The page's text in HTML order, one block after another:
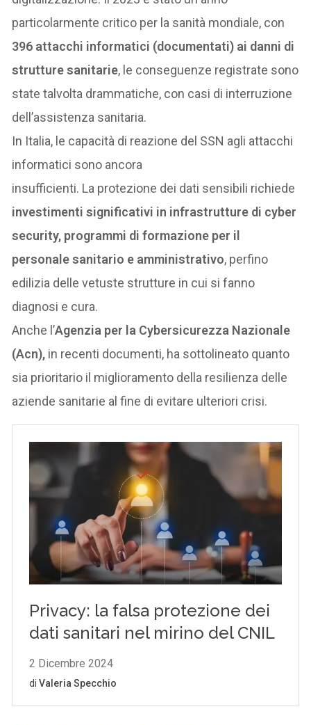
particolarmente critico per la sanità mondiale, con
396 attacchi informatici (documentati) ai danni di
strutture sanitarie, le conseguenze registrate sono
state talvolta drammatiche, con casi di interruzione
dell’assistenza sanitaria.
In Italia, le capacità di reazione del SSN agli attacchi
informatici sono ancora
insufficienti. La protezione dei dati sensibili richiede
investimenti significativi in infrastrutture di cyber
security, programmi di formazione per il
personale sanitario e amministrativo, perfino
edilizia delle vetuste strutture in cui si fanno
diagnosi e cura.
Anche l’Agenzia per la Cybersicurezza Nazionale
(Acn), in recenti documenti, ha sottolineato quanto
sia prioritario il miglioramento della resilienza delle
aziende sanitarie al fine di evitare ulteriori crisi.